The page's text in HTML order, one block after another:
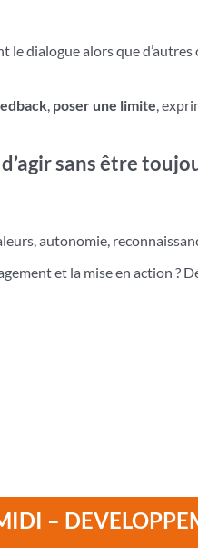
dialogue alors que
, poser une limite ,
sans être
autonomie,
et la mise en action ?
–